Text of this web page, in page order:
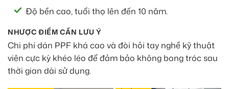
Độ bền cao, tuổi thọ lên đến 10 năm.
NHƯỢC ĐIỂM CẦN LƯU Ý
Chi phí dán PPF khá cao và đòi hỏi tay nghề kỹ thuật
viên cực kỳ khéo léo để đảm bảo không bong tróc sau
thời gian dài sử dụng.